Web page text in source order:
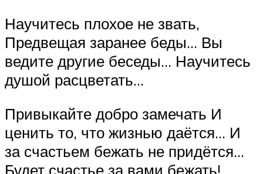
Научитесь плохое не звать,
Предвещая заранее беды… Вы
ведите другие беседы… Научитесь
душой расцветать…
Привыкайте добро замечать И
ценить то, что жизнью даётся… И
за счастьем бежать не придётся…
Будет счастье за вами бежать!